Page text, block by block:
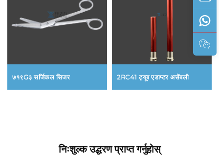
७१९G३ सर्जिकल सिजर 2RC41 ट्यूब एडाप्टर असेंबली
निःशुल्क उद्धरण प्राप्त गर्नुहोस्